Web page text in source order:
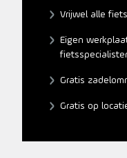
Vrijwel alle
Eigen
Gratis
Gratis op